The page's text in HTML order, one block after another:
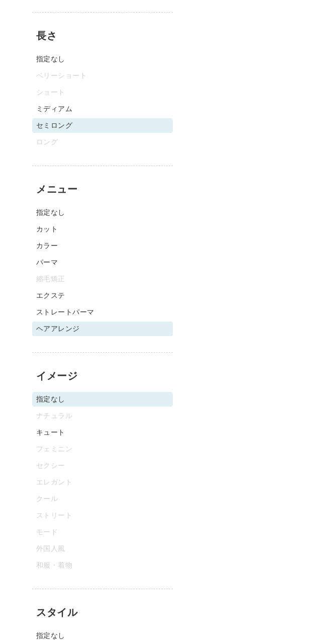
長さ
指定なし
ベリーショート
ショート
ミディアム
セミロング
ロング
メニュー
指定なし
カット
カラー
パーマ
縮毛矯正
エクステ
ストレートパーマ
ヘアアレンジ
イメージ
指定なし
ナチュラル
キュート
フェミニン
セクシー
エレガント
クール
ストリート
モード
外国人風
和服・着物
スタイル
指定なし